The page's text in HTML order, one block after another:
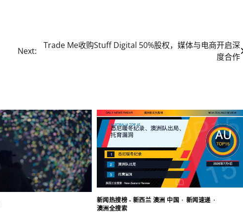
Next:
Trade Me收购Stuff Digital 50%股权，媒体与电商开启深
度合作
新闻热搜榜 - 新西兰 澳洲 中国
新闻速递
澳洲全搜索